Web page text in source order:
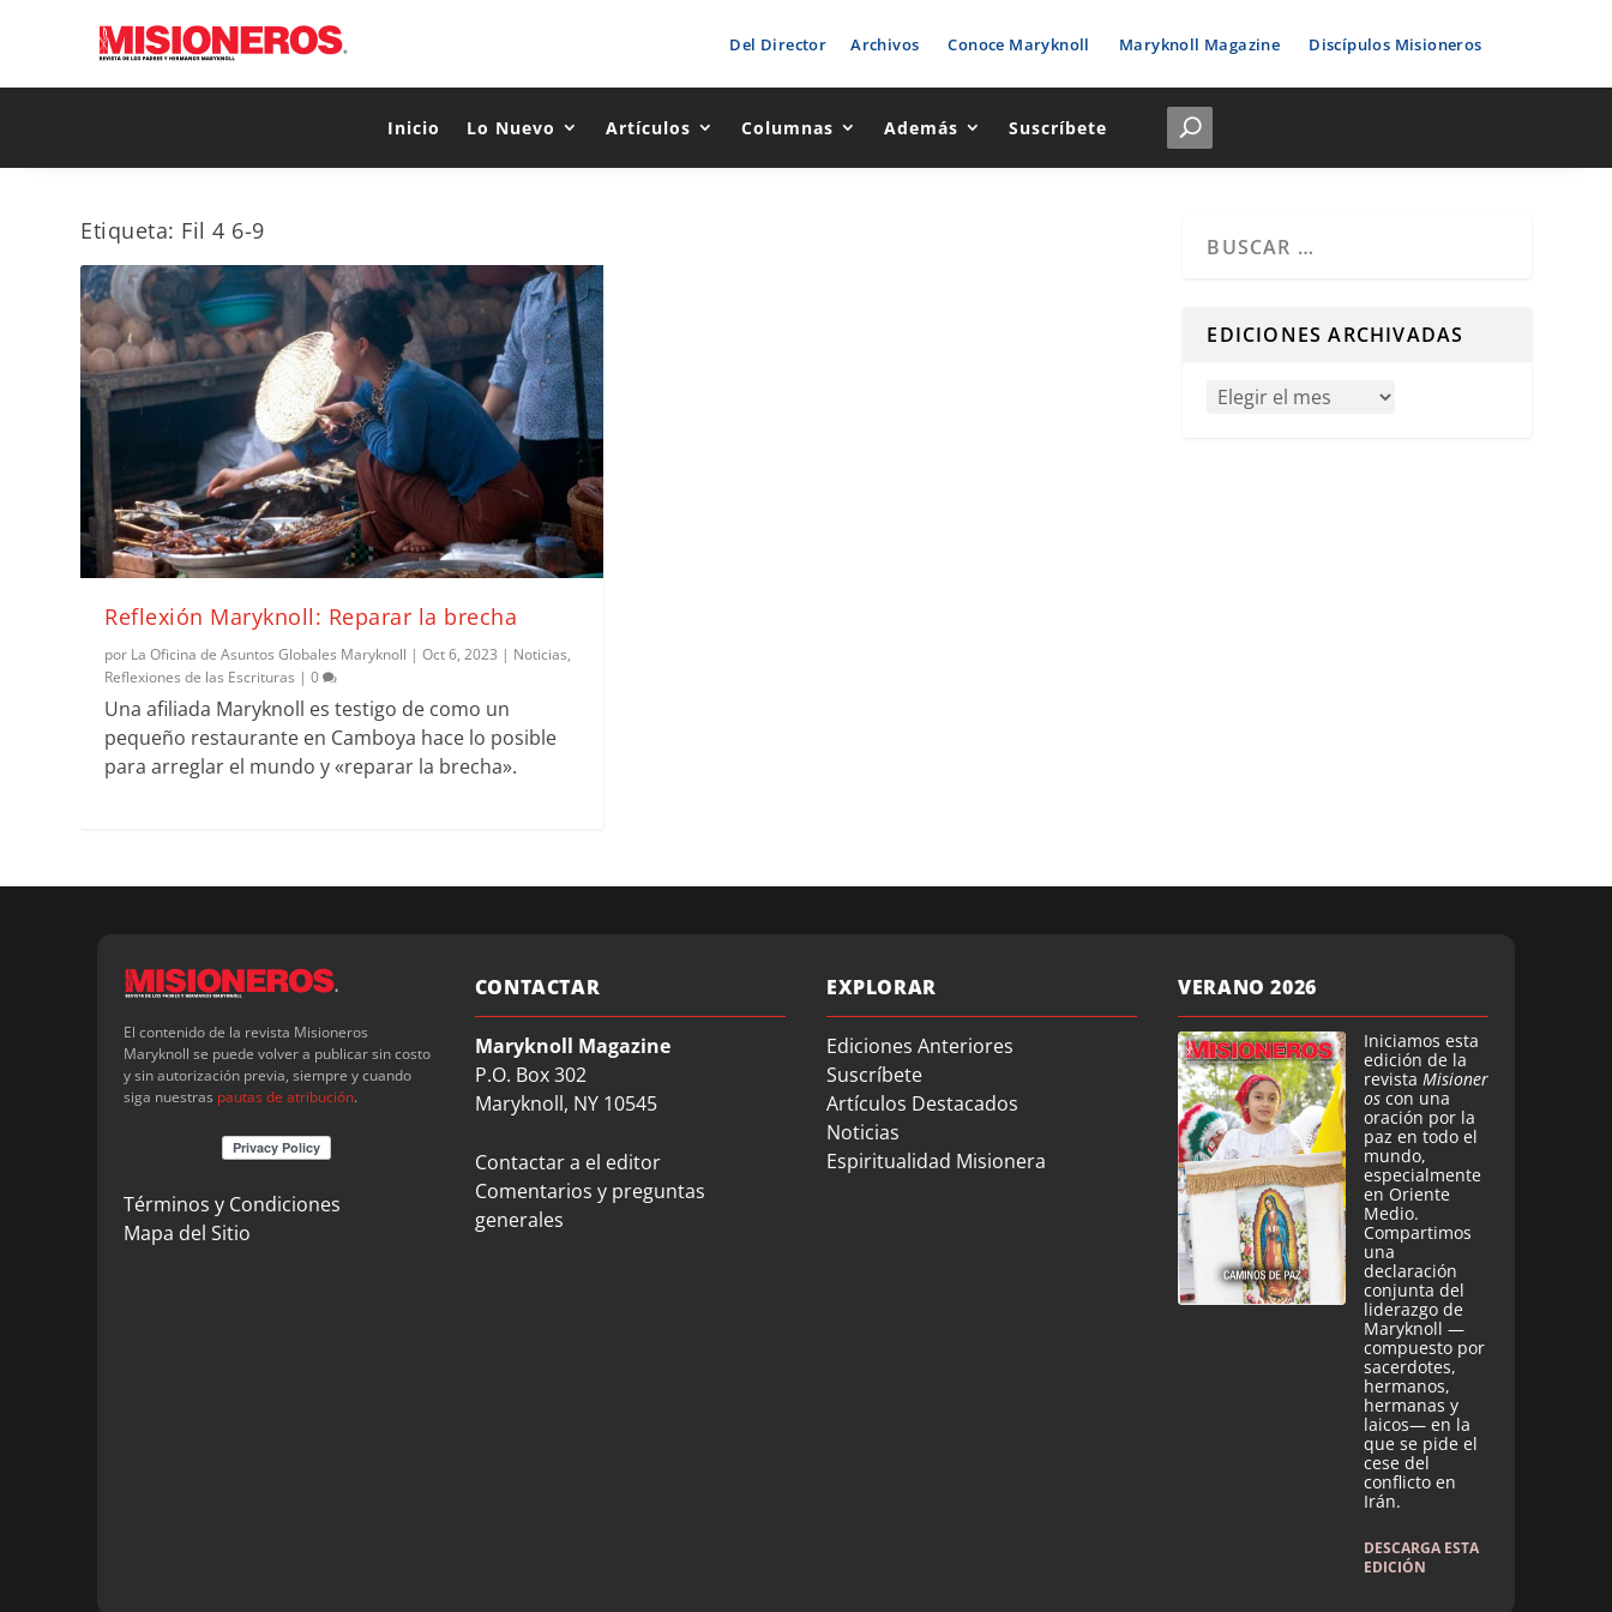
Del Director Archivos Conoce Maryknoll Maryknoll Magazine Discípulos Misioneros
Inicio Lo Nuevo Artículos Columnas Además Suscríbete
Etiqueta: Fil 4 6-9
Reflexión Maryknoll: Reparar la brecha
por La Oficina de Asuntos Globales Maryknoll |Oct 6, 2023 | Noticias,
Reflexiones de las Escrituras |0
Una afiliada Maryknoll es testigo de como un
pequeño restaurante en Camboya hace lo posible
para arreglar el mundo y «reparar la brecha».
EDICIONES ARCHIVADAS
El contenido de la revista Misioneros
Maryknoll se puede volver a publicar sin costo
y sin autorización previa, siempre y cuando
siga nuestras pautas de atribución.
Términos y Condiciones
Mapa del Sitio
CONTACTAR
Maryknoll Magazine
P.O. Box 302
Maryknoll, NY 10545
Contactar a el editor
Comentarios y preguntas
generales
EXPLORAR
Ediciones Anteriores
Suscríbete
Artículos Destacados
Noticias
Espiritualidad Misionera
VERANO 2026
Iniciamos esta
edición de la
revista Misioner
os con una
oración por la
paz en todo el
mundo,
especialmente
en Oriente
Medio.
Compartimos
una
declaración
conjunta del
liderazgo de
Maryknoll —
compuesto por
sacerdotes,
hermanos,
hermanas y
laicos— en la
que se pide el
cese del
conflicto en
Irán.
DESCARGA ESTA
EDICIÓN